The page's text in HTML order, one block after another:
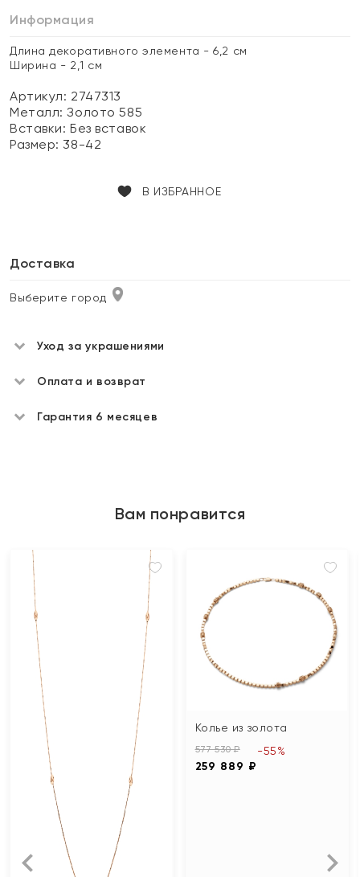
Информация
Длина декоративного элемента - 6,2 см
Ширина - 2,1 см
Артикул: 2747313
Металл:Золото 585
Вставки:Без вставок
Размер: 38-42
В ИЗБРАННОЕ
Доставка
Выберите город
Уход за украшениями
Оплата и возврат
Гарантия 6 месяцев
Вам понравится
Колье из золота
577 530 ₽
259 889 ₽
-55%